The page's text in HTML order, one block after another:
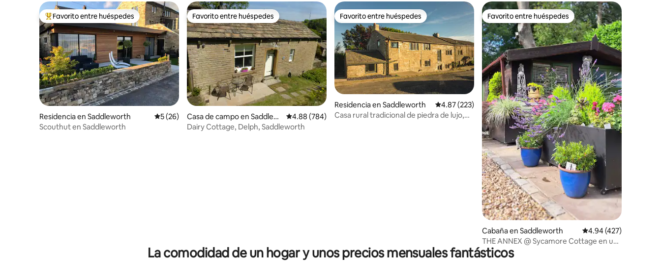
De los mejores en Favorito entre huéspedes
Favorito entre huéspedes
Residencia en Saddleworth Calificación promedio: 5 de 5; 26 evaluaciones
5 (26)
Scouthut en Saddleworth
Favorito entre huéspedes
Favorito entre huéspedes
Casa de campo en Saddlew
orth
Calificación promedio: 4.88 de 5; 784 evaluaciones
4.88 (784)
Dairy Cottage, Delph, Saddleworth
Favorito entre huéspedes
Favorito entre huéspedes
Residencia en Saddleworth Calificación promedio: 4.87 de 5; 223 evaluaciones
4.87 (223)
Casa rural tradicional de piedra de lujo,
Favorito entre huéspedes
Favorito entre huéspedes
Cabaña en Saddleworth Calificación promedio:
4.94 (427)
THE ANNEX @ Sycamore Cottage en un
pueblo histórico.
La comodidad de un hogar y unos precios mensuales fantásticos